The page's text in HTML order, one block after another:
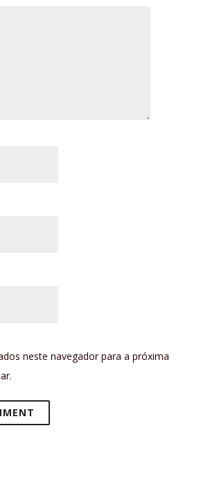
neste navegador para a próxima